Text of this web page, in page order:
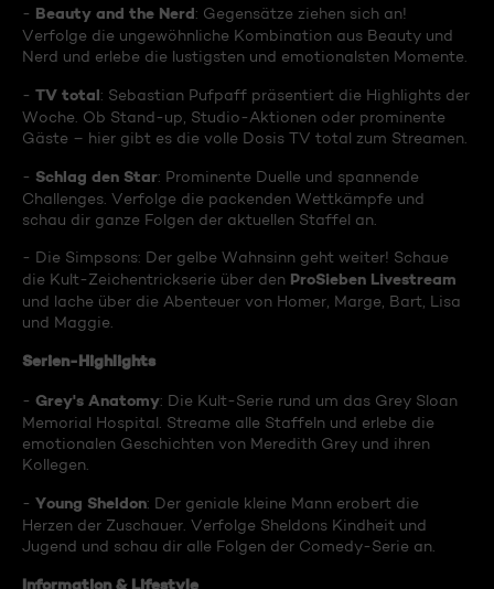
- Beauty and the Nerd: Gegensätze ziehen sich an!
Verfolge die ungewöhnliche Kombination aus Beauty und
Nerd und erlebe die lustigsten und emotionalsten Momente.
- TV total: Sebastian Pufpaff präsentiert die Highlights der
Woche. Ob Stand-up, Studio-Aktionen oder prominente
Gäste – hier gibt es die volle Dosis TV total zum Streamen.
- Schlag den Star: Prominente Duelle und spannende
Challenges. Verfolge die packenden Wettkämpfe und
schau dir ganze Folgen der aktuellen Staffel an.
- Die Simpsons: Der gelbe Wahnsinn geht weiter! Schaue
die Kult-Zeichentrickserie über den ProSieben Livestream
und lache über die Abenteuer von Homer, Marge, Bart, Lisa
und Maggie.
Serien-Highlights
- Grey's Anatomy: Die Kult-Serie rund um das Grey Sloan
Memorial Hospital. Streame alle Staffeln und erlebe die
emotionalen Geschichten von Meredith Grey und ihren
Kollegen.
- Young Sheldon: Der geniale kleine Mann erobert die
Herzen der Zuschauer. Verfolge Sheldons Kindheit und
Jugend und schau dir alle Folgen der Comedy-Serie an.
Information & Lifestyle